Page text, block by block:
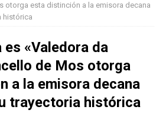
otorga esta distinción a la emisora decana
histórica
es «Valedora da
de Mos otorga
a la emisora decana
trayectoria histórica